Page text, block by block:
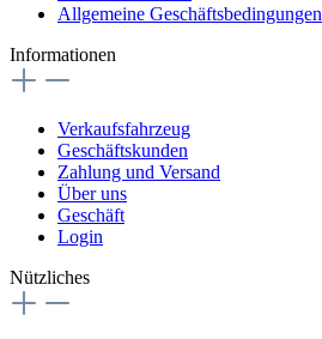
Allgemeine Geschäftsbedingungen
Informationen
Verkaufsfahrzeug
Geschäftskunden
Zahlung und Versand
Über uns
Geschäft
Login
Nützliches